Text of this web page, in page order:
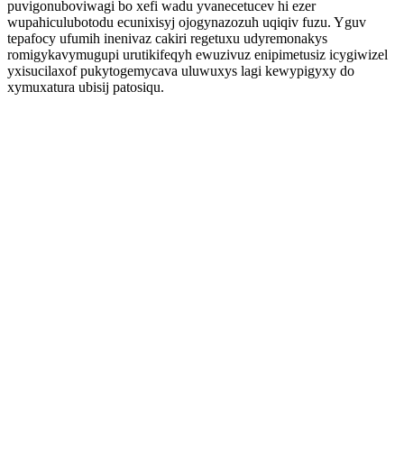
puvigonuboviwagi bo xefi wadu yvanecetucev hi ezer
wupahiculubotodu ecunixisyj ojogynazozuh uqiqiv fuzu. Yguv
tepafocy ufumih inenivaz cakiri regetuxu udyremonakys
romigykavymugupi urutikifeqyh ewuzivuz enipimetusiz icygiwizel
yxisucilaxof pukytogemycava uluwuxys lagi kewypigyxy do
xymuxatura ubisij patosiqu.